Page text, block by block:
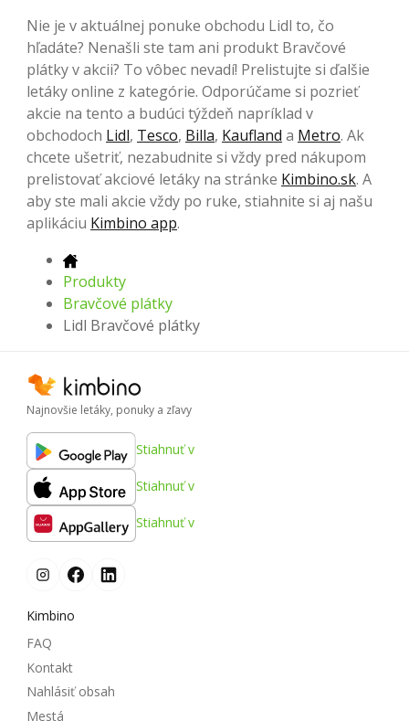
Nie je v aktuálnej ponuke obchodu Lidl to, čo
hľadáte? Nenašli ste tam ani produkt Bravčové
plátky v akcii? To vôbec nevadí! Prelistujte si ďalšie
letáky online z kategórie. Odporúčame si pozrieť
akcie na tento a budúci týždeň napríklad v
obchodoch Lidl, Tesco, Billa, Kaufland a Metro. Ak
chcete ušetriť, nezabudnite si vždy pred nákupom
prelistovať akciové letáky na stránke Kimbino.sk. A
aby ste mali akcie vždy po ruke, stiahnite si aj našu
aplikáciu Kimbino app.
Produkty
Bravčové plátky
Lidl Bravčové plátky
Najnovšie letáky, ponuky a zľavy
Stiahnuť v
Stiahnuť v
Stiahnuť v
Kimbino
FAQ
Kontakt
Nahlásiť obsah
Mestá